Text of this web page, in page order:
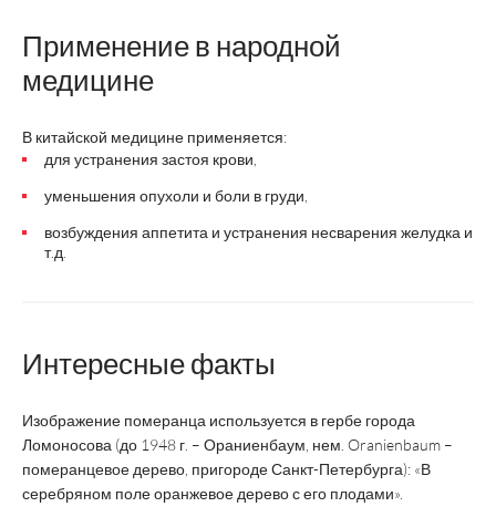
Применение в народной
медицине
В китайской медицине применяется:
для устранения застоя крови,
уменьшения опухоли и боли в груди,
возбуждения аппетита и устранения несварения желудка и
т.д.
Интересные факты
Изображение померанца используется в гербе города
Ломоносова (до 1948 г. – Ораниенбаум, нем. Oranienbaum –
померанцевое дерево, пригороде Санкт-Петербурга): «В
серебряном поле оранжевое дерево с его плодами».